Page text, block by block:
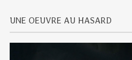
UNE OEUVRE AU HASARD